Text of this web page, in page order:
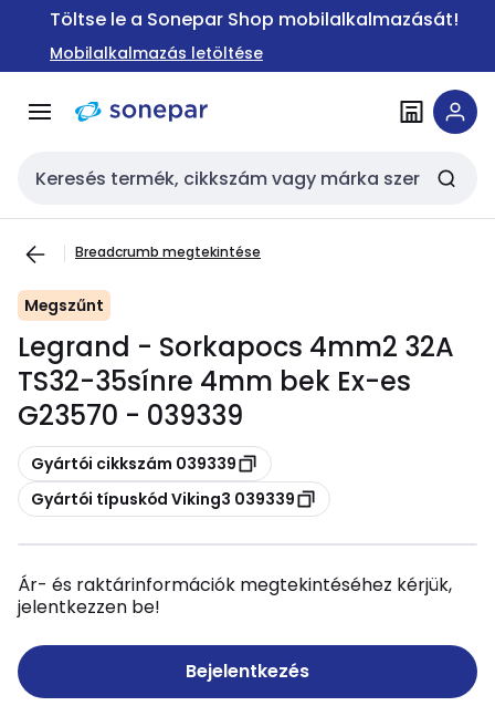
Ugrás a
Ugrás a
tartalomra
Töltse le a Sonepar Shop mobilalkalmazását!
Mobilalkalmazás letöltése
Keresési bemenet
Breadcrumb megtekintése
Megszűnt
Legrand - Sorkapocs 4mm2 32A
TS32-35sínre 4mm bek Ex-es
G23570 - 039339
Másolás
Gyártói cikkszám 039339
Másolás
Gyártói típuskód Viking3 039339
Ár- és raktárinformációk megtekintéséhez kérjük,
jelentkezzen be!
Bejelentkezés